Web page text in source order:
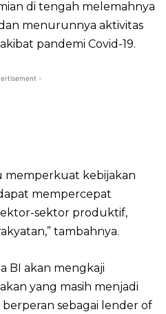
di tengah melemahnya
menurunnya aktivitas
pandemi Covid-19.
-
memperkuat kebijakan
mempercepat
sektor produktif,
tambahnya.
BI akan mengkaji
yang masih menjadi
sebagai lender of